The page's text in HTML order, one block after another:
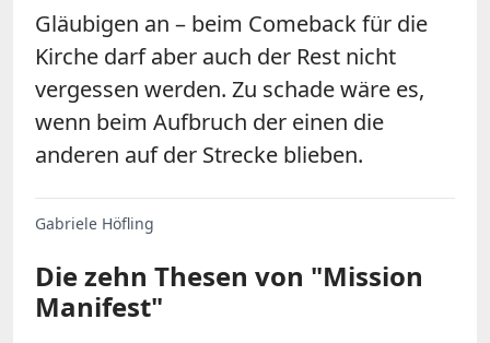
Gläubigen an – beim Comeback für die
Kirche darf aber auch der Rest nicht
vergessen werden. Zu schade wäre es,
wenn beim Aufbruch der einen die
anderen auf der Strecke blieben.
Gabriele Höfling
Die zehn Thesen von "Mission
Manifest"